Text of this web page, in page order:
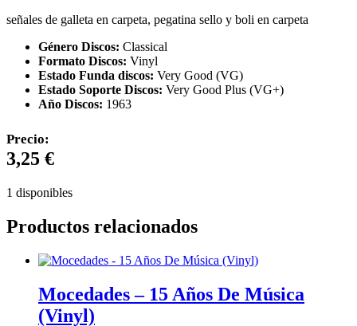
señales de galleta en carpeta, pegatina sello y boli en carpeta
Género Discos: Classical
Formato Discos: Vinyl
Estado Funda discos: Very Good (VG)
Estado Soporte Discos: Very Good Plus (VG+)
Año Discos: 1963
Precio:
3,25 €
1 disponibles
Productos relacionados
Mocedades – 15 Años De Música
(Vinyl)